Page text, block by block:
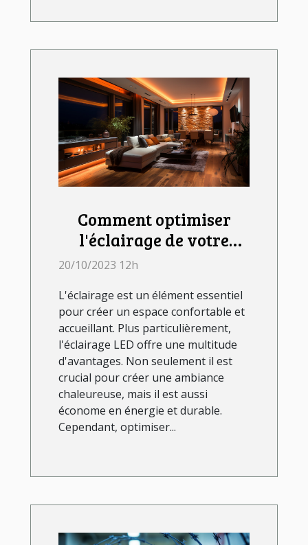
Comment optimiser
l'éclairage de votre
chambre avec les LED
20/10/2023 12h
L'éclairage est un élément essentiel
pour créer un espace confortable et
accueillant. Plus particulièrement,
l'éclairage LED offre une multitude
d'avantages. Non seulement il est
crucial pour créer une ambiance
chaleureuse, mais il est aussi
économe en énergie et durable.
Cependant, optimiser...